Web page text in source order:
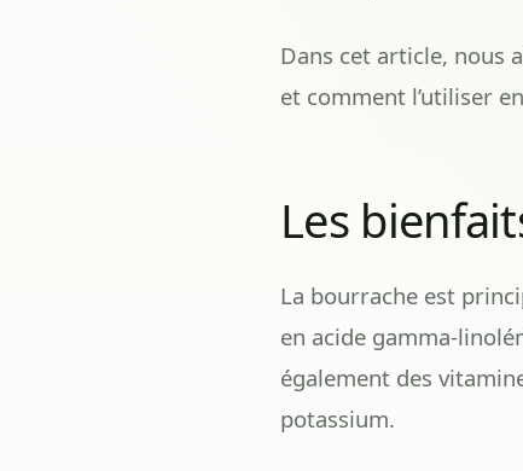
Dans cet article, nous
et comment l’utiliser
Les
La bourrache est
en acide gamma-
également des
potassium.